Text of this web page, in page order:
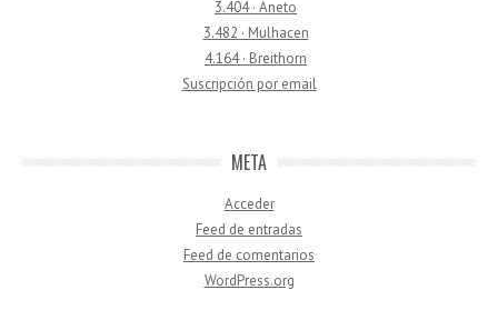
3.404 · Aneto
3.482 · Mulhacen
4.164 · Breithorn
Suscripción por email
META
Acceder
Feed de entradas
Feed de comentarios
WordPress.org